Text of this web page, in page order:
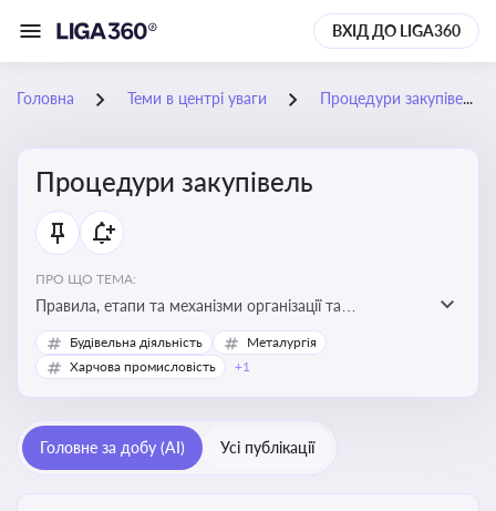
ВХІД ДО LIGA360
Головна Теми в центрі уваги Процедури закупівель
Процедури закупівель
ПРО ЩО ТЕМА:
Правила, етапи та механізми організації та
проведення закупівель товарів, робіт та послуг за
державні чи публічні кошти
Будівельна діяльність
Металургія
Харчова промисловість
+1
Головне за добу (AI) Усі публікації